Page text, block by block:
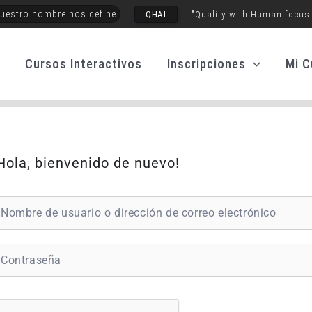
nombre nos define QHAI "Quality with Human
Cursos Interactivos Inscripciones Mi
bienvenido de nuevo!